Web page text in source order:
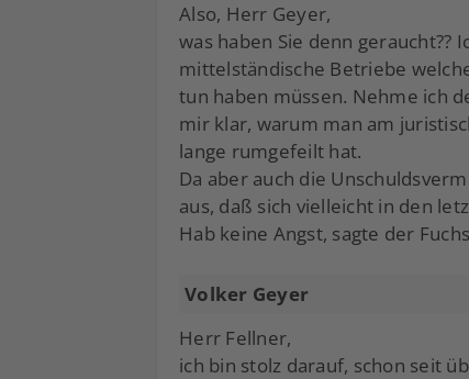
Also, Herr Geyer,
was haben Sie denn
mittelständische Betriebe
tun haben müssen. Nehme ich
mir klar, warum man am
lange rumgefeilt hat.
Da aber auch die
aus, daß sich vielleicht in den
Hab keine Angst, sagte der
Volker Geyer
Herr Fellner,
ich bin stolz darauf, schon seit